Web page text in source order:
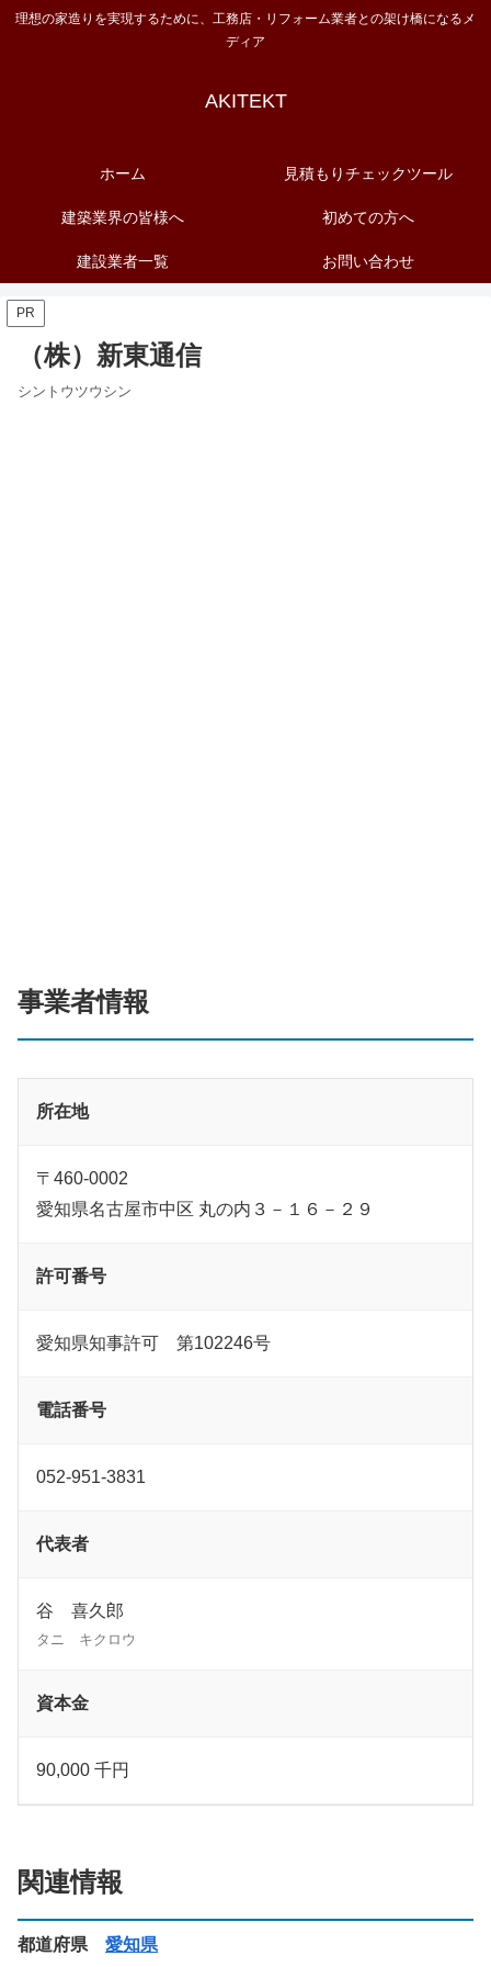
理想の家造りを実現するために、工務店・リフォーム業者との架け橋になるメ
ディア
AKITEKT
ホーム 見積もりチェックツール
建築業界の皆様へ 初めての方へ
建設業者一覧 お問い合わせ
PR
（株）新東通信
シントウツウシン
事業者情報
所在地
〒460-0002
愛知県名古屋市中区 丸の内３－１６－２９
許可番号
愛知県知事許可 第102246号
電話番号
052-951-3831
代表者
谷 喜久郎
タニ キクロウ
資本金
90,000 千円
関連情報
都道府県 愛知県